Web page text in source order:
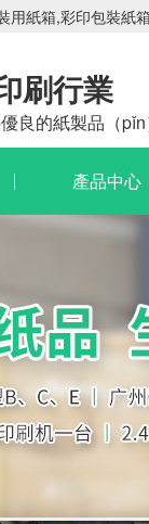
紙箱,彩印包裝
刷行業
良的紙製品（
產品中心